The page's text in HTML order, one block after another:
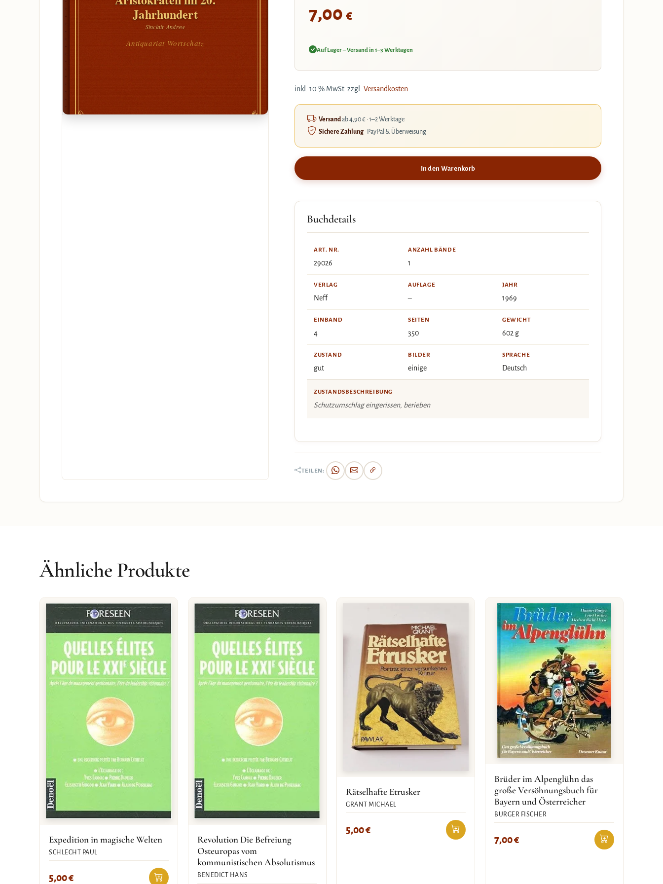
Jahrhundert
Sinclair Andrew
Antiquariat Wortschatz
7,00 €
Auf Lager – Versand in 1–3 Werktagen
inkl. 10 % MwSt. zzgl. Versandkosten
Versandab 4,90 € · 1–2 Werktage
Sichere Zahlung· PayPal & Überweisung
In den Warenkorb
Buchdetails
ART. NR.
29026
ANZAHL BÄNDE
1
VERLAG
Neff
AUFLAGE
–
JAHR
1969
EINBAND
4
SEITEN
350
GEWICHT
602 g
ZUSTAND
gut
BILDER
einige
SPRACHE
Deutsch
ZUSTANDSBESCHREIBUNG
Schutzumschlag eingerissen, berieben
TEILEN:
Ähnliche Produkte
Expedition in magische Welten
SCHLECHT PAUL
5,00€
Revolution Die Befreiung
Osteuropas vom
kommunistischen Absolutismus
BENEDICT HANS
Rätselhafte Etrusker
GRANT MICHAEL
5,00€
Brüder im Alpenglühn das
große Versöhnungsbuch für
Bayern und Österreicher
BURGER FISCHER
7,00€